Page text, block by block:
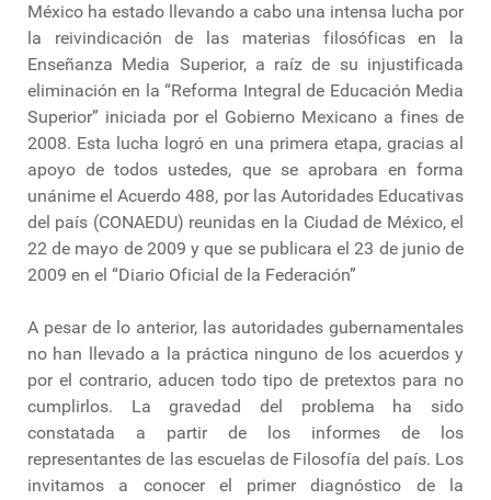
México ha estado llevando a cabo una intensa lucha por
la reivindicación de las materias filosóficas en la
Enseñanza Media Superior, a raíz de su injustificada
eliminación en la “Reforma Integral de Educación Media
Superior” iniciada por el Gobierno Mexicano a fines de
2008. Esta lucha logró en una primera etapa, gracias al
apoyo de todos ustedes, que se aprobara en forma
unánime el Acuerdo 488, por las Autoridades Educativas
del país (CONAEDU) reunidas en la Ciudad de México, el
22 de mayo de 2009 y que se publicara el 23 de junio de
2009 en el “Diario Oficial de la Federación”
A pesar de lo anterior, las autoridades gubernamentales
no han llevado a la práctica ninguno de los acuerdos y
por el contrario, aducen todo tipo de pretextos para no
cumplirlos. La gravedad del problema ha sido
constatada a partir de los informes de los
representantes de las escuelas de Filosofía del país. Los
invitamos a conocer el primer diagnóstico de la